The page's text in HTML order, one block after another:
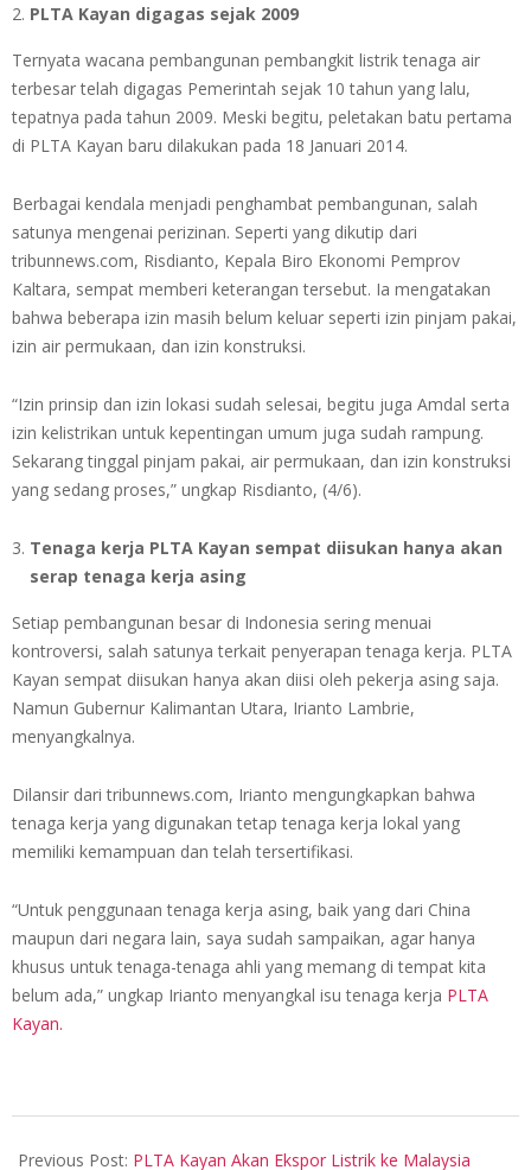
PLTA Kayan digagas sejak 2009
Ternyata wacana pembangunan pembangkit listrik tenaga air
terbesar telah digagas Pemerintah sejak 10 tahun yang lalu,
tepatnya pada tahun 2009. Meski begitu, peletakan batu pertama
di PLTA Kayan baru dilakukan pada 18 Januari 2014.
Berbagai kendala menjadi penghambat pembangunan, salah
satunya mengenai perizinan. Seperti yang dikutip dari
tribunnews.com, Risdianto, Kepala Biro Ekonomi Pemprov
Kaltara, sempat memberi keterangan tersebut. Ia mengatakan
bahwa beberapa izin masih belum keluar seperti izin pinjam pakai,
izin air permukaan, dan izin konstruksi.
“Izin prinsip dan izin lokasi sudah selesai, begitu juga Amdal serta
izin kelistrikan untuk kepentingan umum juga sudah rampung.
Sekarang tinggal pinjam pakai, air permukaan, dan izin konstruksi
yang sedang proses,” ungkap Risdianto, (4/6).
Tenaga kerja PLTA Kayan sempat diisukan hanya akan
serap tenaga kerja asing
Setiap pembangunan besar di Indonesia sering menuai
kontroversi, salah satunya terkait penyerapan tenaga kerja. PLTA
Kayan sempat diisukan hanya akan diisi oleh pekerja asing saja.
Namun Gubernur Kalimantan Utara, Irianto Lambrie,
menyangkalnya.
Dilansir dari tribunnews.com, Irianto mengungkapkan bahwa
tenaga kerja yang digunakan tetap tenaga kerja lokal yang
memiliki kemampuan dan telah tersertifikasi.
“Untuk penggunaan tenaga kerja asing, baik yang dari China
maupun dari negara lain, saya sudah sampaikan, agar hanya
khusus untuk tenaga-tenaga ahli yang memang di tempat kita
belum ada,” ungkap Irianto menyangkal isu tenaga kerja PLTA
Kayan.
09-
Previous Post: PLTA Kayan Akan Ekspor Listrik ke Malaysia